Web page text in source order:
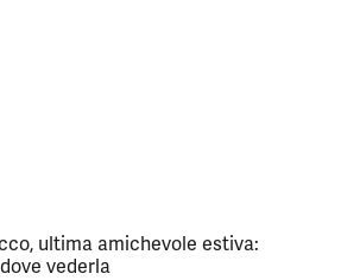
ultima amichevole estiva:
vederla